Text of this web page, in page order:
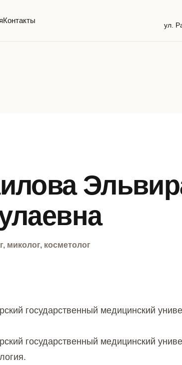
Контакты
ул.
миколог, косметолог
государственный медицинский
государственный медицинский